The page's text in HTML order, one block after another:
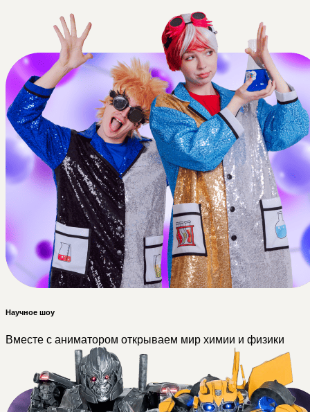
Научное шоу
Вместе с аниматором открываем мир химии и физики